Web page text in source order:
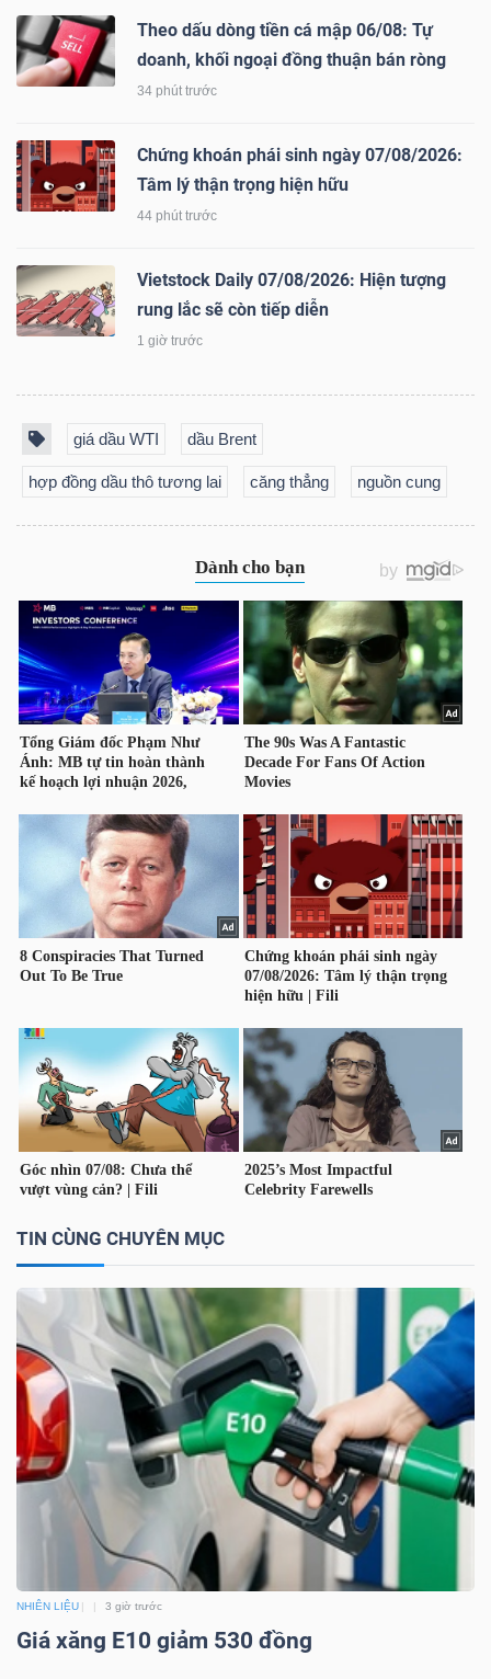
Theo dấu dòng tiền cá mập 06/08: Tự
doanh, khối ngoại đồng thuận bán ròng
34 phút trước
Chứng khoán phái sinh ngày 07/08/2026:
Tâm lý thận trọng hiện hữu
44 phút trước
Vietstock Daily 07/08/2026: Hiện tượng
rung lắc sẽ còn tiếp diễn
1 giờ trước
giá dầu WTI dầu Brent
hợp đồng dầu thô tương lai căng thẳng nguồn cung
TIN CÙNG CHUYÊN MỤC
NHIÊN LIỆU 3 giờ trước
Giá xăng E10 giảm 530 đồng
TIÊU
DÙNG
THIẾT
SÓC
CHÍNH
CÔNG
NGHỆ
THÔNG
TIN
DỊCH
TRUYỀN
THÔNG
ÍCH
BẤT
ĐỘNG
SẢN
Mã
chứng
(-)
Tất cả Cổ phiếu Chỉ số Chứng chỉ quỹ